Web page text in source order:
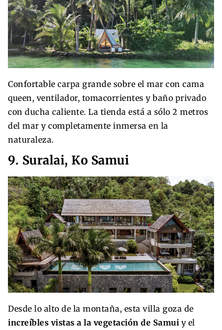
Confortable carpa grande sobre el mar con cama
queen, ventilador, tomacorrientes y baño privado
con ducha caliente. La tienda está a sólo 2 metros
del mar y completamente inmersa en la
naturaleza.
9. Suralai, Ko Samui
Desde lo alto de la montaña, esta villa goza de
increíbles vistas a la vegetación de Samui y el